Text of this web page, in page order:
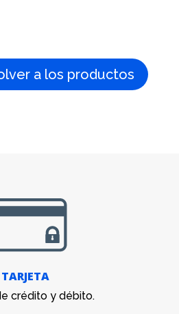
a los productos
TARJETA
crédito y débito.